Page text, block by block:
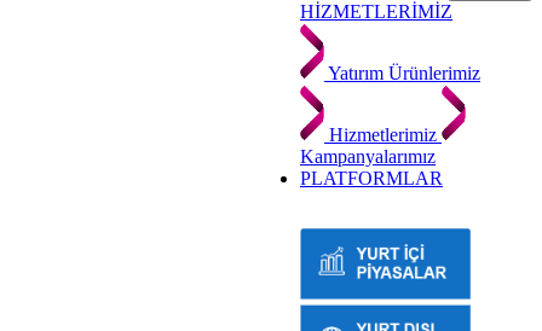
HİZMETLERİMİZ
Yatırım Ürünlerimiz
Hizmetlerimiz
Kampanyalarımız
PLATFORMLAR